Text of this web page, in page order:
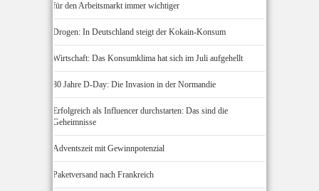
für den Arbeitsmarkt immer wichtiger
Drogen: In Deutschland steigt der Kokain-Konsum
Wirtschaft: Das Konsumklima hat sich im Juli aufgehellt
80 Jahre D-Day: Die Invasion in der Normandie
Erfolgreich als Influencer durchstarten: Das sind die
Geheimnisse
Adventszeit mit Gewinnpotenzial
Paketversand nach Frankreich